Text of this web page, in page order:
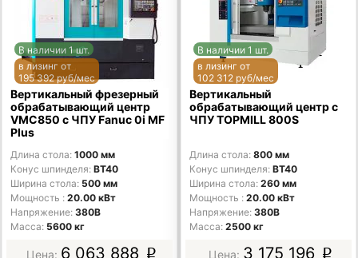
В наличии 1 шт.
в лизинг от
195 392 руб/мес
Вертикальный фрезерный
обрабатывающий центр
VMC850 c ЧПУ Fanuc 0i MF
Plus
Длина стола 1000 мм
Конус шпинделя BT40
Ширина стола 500 мм
Мощность
20.00 кВт
Напряжение 380В
Масса 5600 кг
6 063 888 p
В наличии 1 шт.
в лизинг от
102 312 руб/мес
Вертикальный
обрабатывающий центр с
ЧПУ TOPMILL 800S
Длина стола 800 мм
Конус шпинделя BT40
Ширина стола 260 мм
Мощность
20.00 кВт
Напряжение 380В
Масса 2500 кг
3 175 196 p